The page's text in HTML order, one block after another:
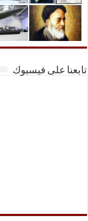
تابعنا على فيسبوك